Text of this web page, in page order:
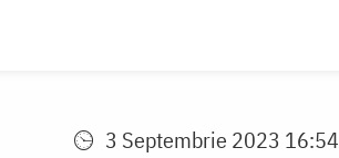
3 Septembrie 2023 16:54